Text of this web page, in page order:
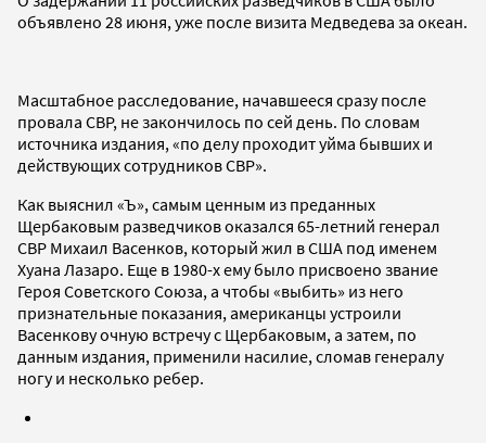
объявлено 28 июня, уже после визита Медведева за океан.
Масштабное расследование, начавшееся сразу после
провала СВР, не закончилось по сей день. По словам
источника издания, «по делу проходит уйма бывших и
действующих сотрудников СВР».
Как выяснил «Ъ», самым ценным из преданных
Щербаковым разведчиков оказался 65-летний генерал
СВР Михаил Васенков, который жил в США под именем
Хуана Лазаро. Еще в 1980-х ему было присвоено звание
Героя Советского Союза, а чтобы «выбить» из него
признательные показания, американцы устроили
Васенкову очную встречу с Щербаковым, а затем, по
данным издания, применили насилие, сломав генералу
ногу и несколько ребер.